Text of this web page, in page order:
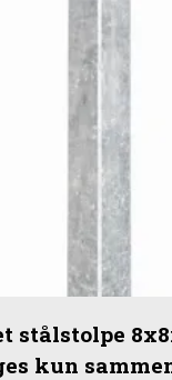
stålstolpe
kun